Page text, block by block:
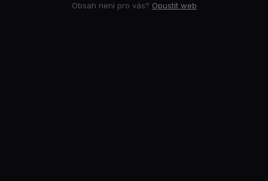
Obsah není pro vás? Opustit web